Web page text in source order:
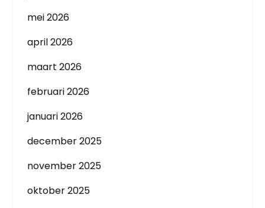
mei 2026
april 2026
maart 2026
februari 2026
januari 2026
december 2025
november 2025
oktober 2025